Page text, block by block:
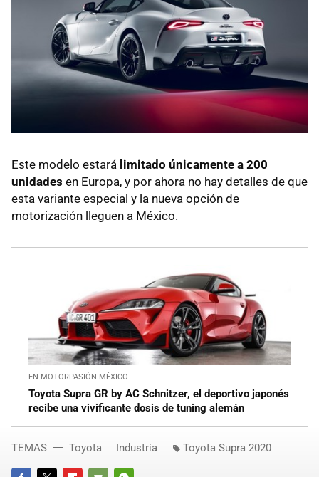
Este modelo estará limitado únicamente a 200
unidades en Europa, y por ahora no hay detalles de que
esta variante especial y la nueva opción de
motorización lleguen a México.
EN MOTORPASIÓN MÉXICO
Toyota Supra GR by AC Schnitzer, el deportivo japonés
recibe una vivificante dosis de tuning alemán
TEMAS Toyota Industria Toyota Supra 2020